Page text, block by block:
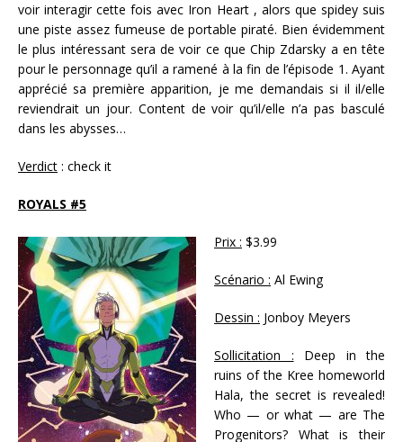
voir interagir cette fois avec Iron Heart , alors que spidey suis
une piste assez fumeuse de portable piraté. Bien évidemment
le plus intéressant sera de voir ce que Chip Zdarsky a en tête
pour le personnage qu’il a ramené à la fin de l’épisode 1. Ayant
apprécié sa première apparition, je me demandais si il il/elle
reviendrait un jour. Content de voir qu’il/elle n’a pas basculé
dans les abysses…
Verdict : check it
ROYALS #5
Prix : $3.99
Scénario : Al Ewing
Dessin : Jonboy Meyers
Sollicitation : Deep in the
ruins of the Kree homeworld
Hala, the secret is revealed!
Who — or what — are The
Progenitors? What is their